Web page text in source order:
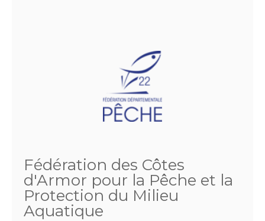
Fédération des Côtes
d'Armor pour la Pêche et la
Protection du Milieu
Aquatique